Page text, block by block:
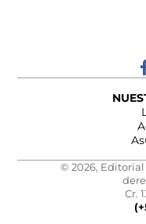
© 2026, Editorial
Cr.